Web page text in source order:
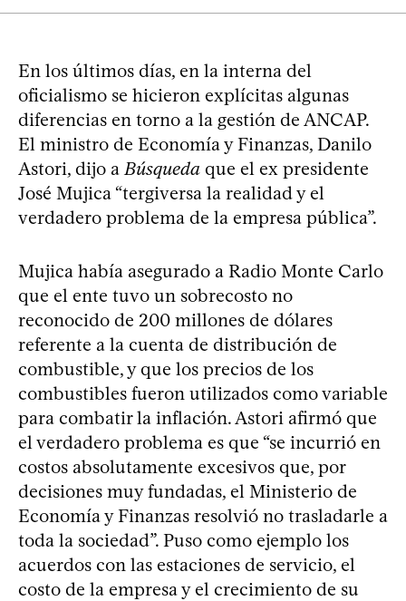
En los últimos días, en la interna del
oficialismo se hicieron explícitas algunas
diferencias en torno a la gestión de ANCAP.
El ministro de Economía y Finanzas, Danilo
Astori, dijo aBúsqueda que el ex presidente
José Mujica “tergiversa la realidad y el
verdadero problema de la empresa pública”.
Mujica había asegurado a Radio Monte Carlo
que el ente tuvo un sobrecosto no
reconocido de 200 millones de dólares
referente a la cuenta de distribución de
combustible, y que los precios de los
combustibles fueron utilizados como variable
para combatir la inflación. Astori afirmó que
el verdadero problema es que “se incurrió en
costos absolutamente excesivos que, por
decisiones muy fundadas, el Ministerio de
Economía y Finanzas resolvió no trasladarle a
toda la sociedad”. Puso como ejemplo los
acuerdos con las estaciones de servicio, el
costo de la empresa y el crecimiento de su